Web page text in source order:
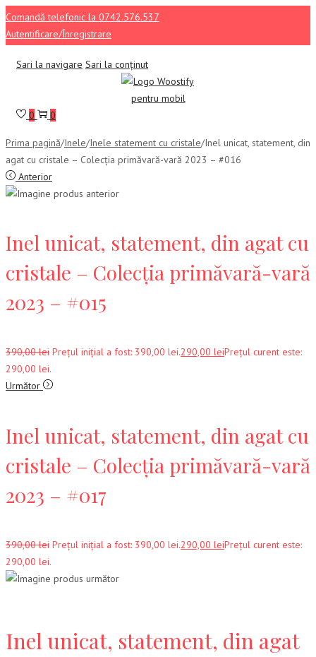
Comandă telefonic la 0742.576.537
Autentificare/Înregistrare
Sari la navigare Sari la conținut
0 0
Prima pagină/Inele/Inele statement cu cristale/Inel unicat, statement, din
agat cu cristale – Colecția primăvară-vară 2023 – #016
Anterior
Inel unicat, statement, din agat cu
cristale – Colecția primăvară-vară
2023 – #015
390,00lei Prețul inițial a fost: 390,00 lei.290,00 leiPrețul curent este:
290,00 lei.
Următor
Inel unicat, statement, din agat cu
cristale – Colecția primăvară-vară
2023 – #017
390,00lei Prețul inițial a fost: 390,00 lei.290,00 leiPrețul curent este:
290,00 lei.
Inel unicat, statement, din agat